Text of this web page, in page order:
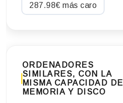
287.98€ más caro
ORDENADORES
SIMILARES, CON LA
MISMA CAPACIDAD DE
MEMORIA Y DISCO